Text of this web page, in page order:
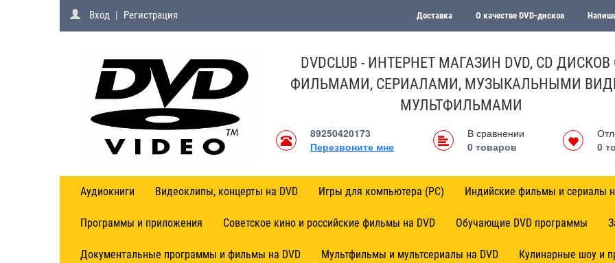
Вход | Регистрация Доставка О качестве DVD-дисков
DVDCLUB - ИНТЕРНЕТ МАГАЗИН DVD, CD ДИСКОВ
ФИЛЬМАМИ, СЕРИАЛАМИ, МУЗЫКАЛЬНЫМИ
МУЛЬТФИЛЬМАМИ
89250420173
Перезвоните мне
В сравнении
0товаров
0
Аудиокниги Видеоклипы, концерты на DVD Игры для компьютера (PC) Индийские фильмы и сериалы
Программы и приложения Советское кино и российские фильмы на DVD Обучающие DVD программы
Документальные программы и фильмы на DVD Мультфильмы и мультсериалы на DVD Кулинарные шоу и